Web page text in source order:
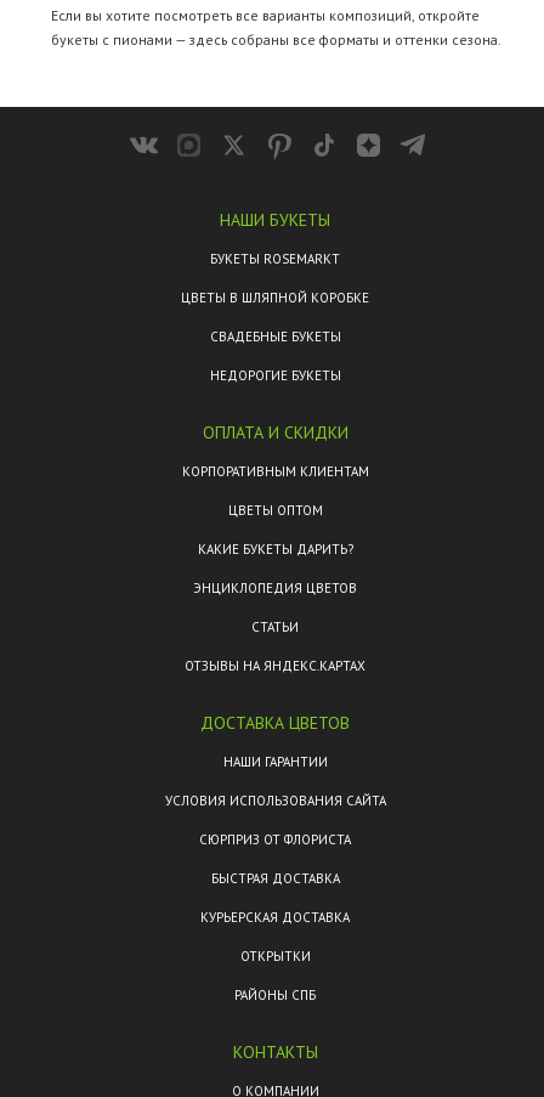
Если вы хотите посмотреть все варианты композиций, откройте
букеты с пионами — здесь собраны все форматы и оттенки сезона.
НАШИ БУКЕТЫ
БУКЕТЫ ROSEMARKT
ЦВЕТЫ В ШЛЯПНОЙ КОРОБКЕ
СВАДЕБНЫЕ БУКЕТЫ
НЕДОРОГИЕ БУКЕТЫ
ОПЛАТА И СКИДКИ
КОРПОРАТИВНЫМ КЛИЕНТАМ
ЦВЕТЫ ОПТОМ
КАКИЕ БУКЕТЫ ДАРИТЬ?
ЭНЦИКЛОПЕДИЯ ЦВЕТОВ
СТАТЬИ
ОТЗЫВЫ НА ЯНДЕКС.КАРТАХ
ДОСТАВКА ЦВЕТОВ
НАШИ ГАРАНТИИ
УСЛОВИЯ ИСПОЛЬЗОВАНИЯ САЙТА
СЮРПРИЗ ОТ ФЛОРИСТА
БЫСТРАЯ ДОСТАВКА
КУРЬЕРСКАЯ ДОСТАВКА
ОТКРЫТКИ
РАЙОНЫ СПБ
КОНТАКТЫ
О КОМПАНИИ